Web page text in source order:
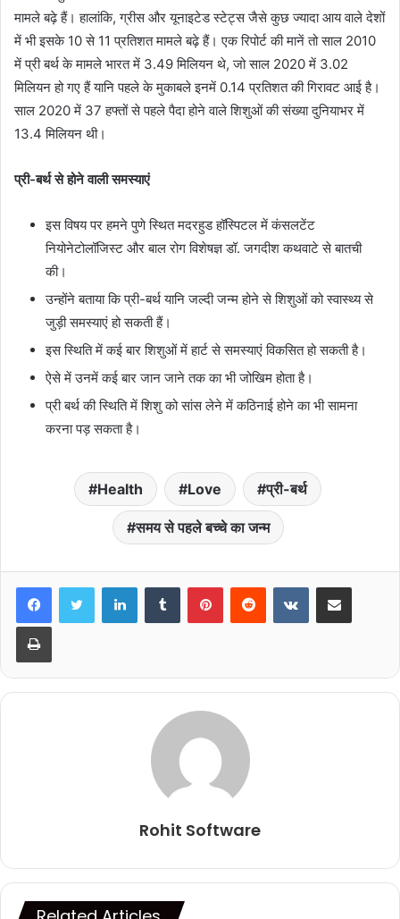
मामले बढ़े हैं। हालांकि, ग्रीस और यूनाइटेड स्टेट्स जैसे कुछ ज्यादा आय वाले देशों
में भी इसके 10 से 11 प्रतिशत मामले बढ़े हैं। एक रिपोर्ट की मानें तो साल 2010
में प्री बर्थ के मामले भारत में 3.49 मिलियन थे, जो साल 2020 में 3.02
मिलियन हो गए हैं यानि पहले के मुकाबले इनमें 0.14 प्रतिशत की गिरावट आई है।
साल 2020 में 37 हफ्तों से पहले पैदा होने वाले शिशुओं की संख्या दुनियाभर में
13.4 मिलियन थी।
प्री-बर्थ से होने वाली समस्याएं
इस विषय पर हमने पुणे स्थित मदरहुड हॉस्पिटल में कंसलटेंट
नियोनेटोलॉजिस्ट और बाल रोग विशेषज्ञ डॉ. जगदीश कथवाटे से बातची
की।
उन्होंने बताया कि प्री-बर्थ यानि जल्दी जन्म होने से शिशुओं को स्वास्थ्य से
जुड़ी समस्याएं हो सकती हैं।
इस स्थिति में कई बार शिशुओं में हार्ट से समस्याएं विकसित हो सकती है।
ऐसे में उनमें कई बार जान जाने तक का भी जोखिम होता है।
प्री बर्थ की स्थिति में शिशु को सांस लेने में कठिनाई होने का भी सामना
करना पड़ सकता है।
Health Love प्री-बर्थ
समय से पहले बच्चे का जन्म
LinkedInTumblr PinterestReddit VKontakteShare via Email
Print
Rohit Software